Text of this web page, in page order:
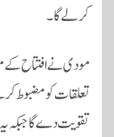
کر لے گا۔
مودی نے افتتاح کے
تعلقات کو مضبوط
تقویت دے گا جبکہ یہ